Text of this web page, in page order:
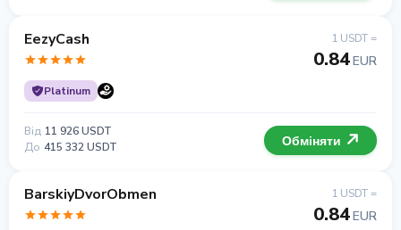
EezyCash
Platinum
1 USDT =
0.84EUR
Від 11 926 USDT
До 415 332 USDT Обміняти
BarskiyDvorObmen 1 USDT =
0.84EUR